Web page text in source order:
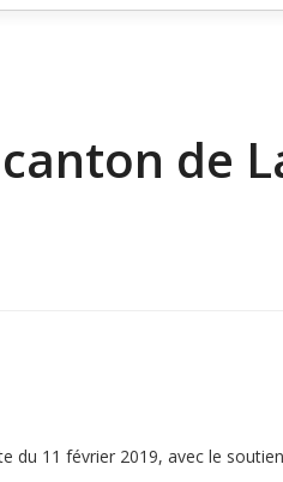
de
du 11 février 2019, avec le soutien